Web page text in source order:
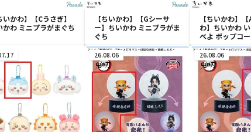
いかわ】【Cうさぎ】
かわ ミニプラがまぐち
【ちいかわ】【Gシーサ
ー】ちいかわ ミニプラがま
ぐち
【ちいかわ】
わ】ちいかわ
べよ ポップコ
み
26.08.06 26.08.06